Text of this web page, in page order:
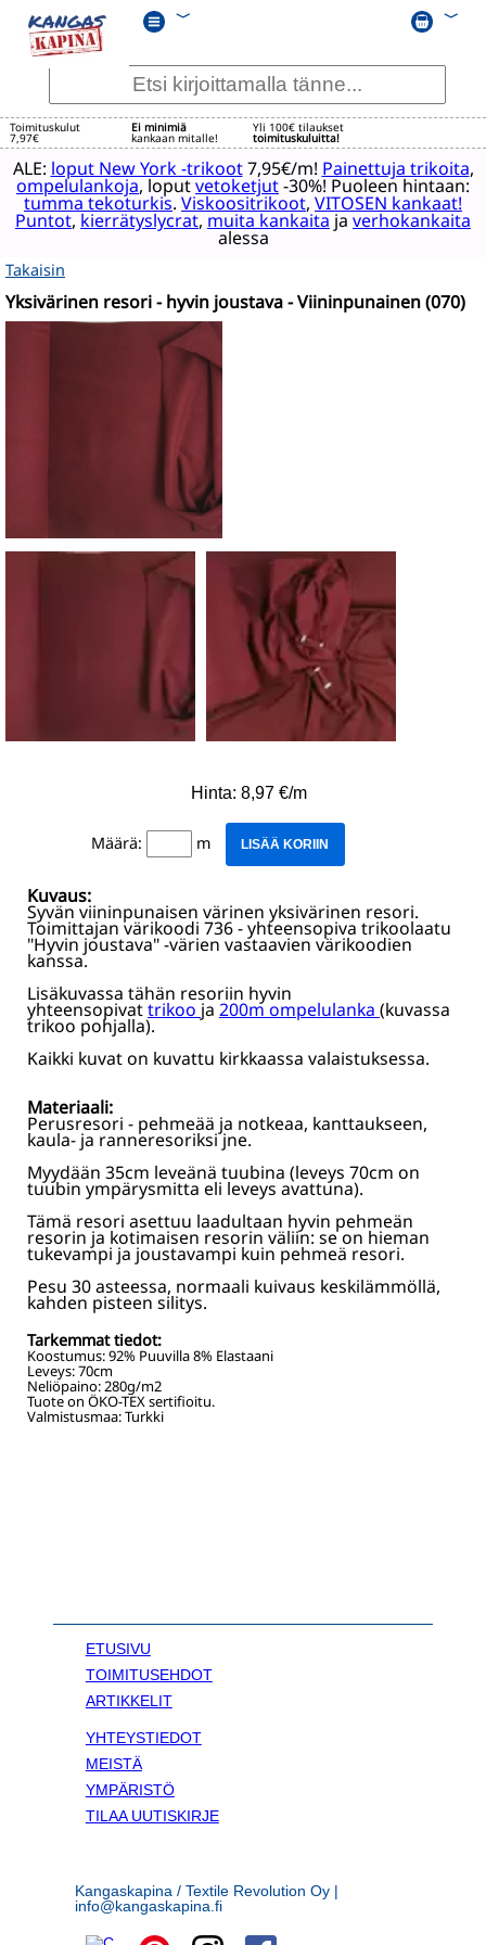
﹀ ﹀
Toimituskulut
7,97€
Ei minimiä
kankaan mitalle!
Yli 100€ tilaukset
toimituskuluitta!
ALE: loput New York -trikoot7,95€/m! Painettuja trikoita,
ompelulankoja, loputvetoketjut-30%! Puoleen hintaan:
tumma tekoturkis. Viskoositrikoot, VITOSEN kankaat!
Puntot,kierrätyslycrat,muita kankaitajaverhokankaita
alessa
Takaisin
Yksivärinen resori - hyvin joustava - Viininpunainen (070)
Hinta: 8,97 €/m
Määrä: m LISÄÄ KORIIN
Kuvaus:
Syvän viininpunaisen värinen yksivärinen resori.
Toimittajan värikoodi 736 - yhteensopiva trikoolaatu
"Hyvin joustava" -värien vastaavien värikoodien
kanssa.
Lisäkuvassa tähän resoriin hyvin
yhteensopivattrikoo ja 200m ompelulanka (kuvassa
trikoo pohjalla).
Kaikki kuvat on kuvattu kirkkaassa valaistuksessa.
Materiaali:
Perusresori - pehmeää ja notkeaa, kanttaukseen,
kaula- ja ranneresoriksi jne.
Myydään 35cm leveänä tuubina (leveys 70cm on
tuubin ympärysmitta eli leveys avattuna).
Tämä resori asettuu laadultaan hyvin pehmeän
resorin ja kotimaisen resorin väliin: se on hieman
tukevampi ja joustavampi kuin pehmeä resori.
Pesu 30 asteessa, normaali kuivaus keskilämmöllä,
kahden pisteen silitys.
Tarkemmat tiedot:
Koostumus:92% Puuvilla 8% Elastaani
Leveys:70cm
Neliöpaino:280g/m2
Tuote on ÖKO-TEX sertifioitu.
Valmistusmaa: Turkki
ETUSIVU
TOIMITUSEHDOT
ARTIKKELIT
YHTEYSTIEDOT
MEISTÄ
YMPÄRISTÖ
TILAA UUTISKIRJE
Kangaskapina / Textile Revolution Oy |
info@kangaskapina.fi